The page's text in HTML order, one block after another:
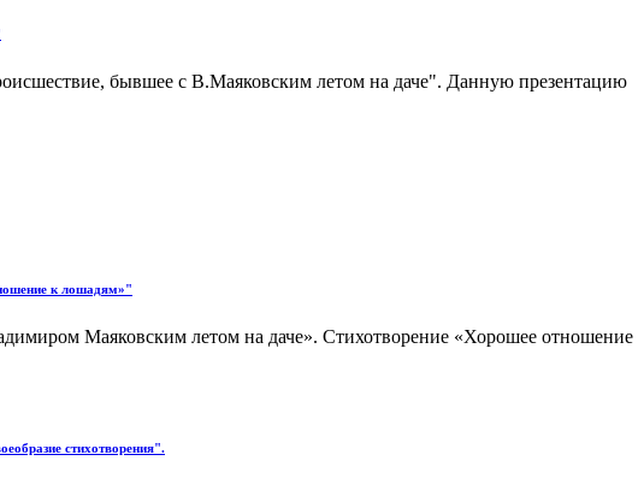
бывшее с В.Маяковским летом на даче". Данную презентацию
к лошадям»"
Маяковским летом на даче». Стихотворение «Хорошее отношение
стихотворения".